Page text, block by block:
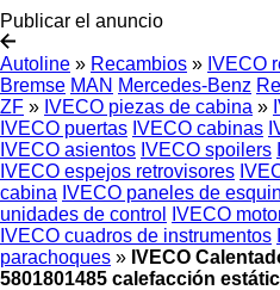
Publicar el anuncio
Autoline » Recambios » IVECO
Bremse MAN Mercedes-Benz
ZF » IVECO piezas de cabina »
IVECO puertas IVECO cabinas
IVECO asientos IVECO spoilers
IVECO espejos retrovisores
cabina IVECO paneles de
unidades de control
IVECO
IVECO cuadros de instrumentos
parachoques » IVECO
5801801485 calefacción